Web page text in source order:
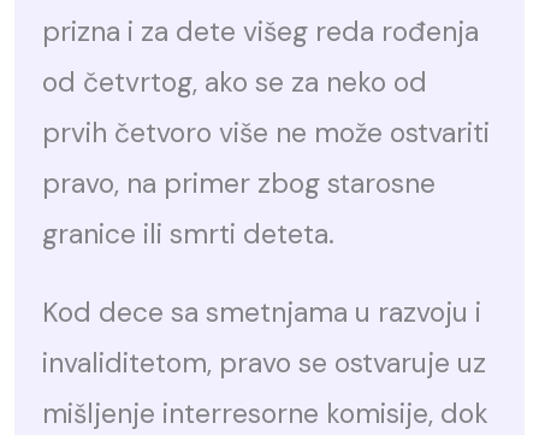
prizna i za dete višeg reda rođenja
od četvrtog, ako se za neko od
prvih četvoro više ne može ostvariti
pravo, na primer zbog starosne
granice ili smrti deteta.
Kod dece sa smetnjama u razvoju i
invaliditetom, pravo se ostvaruje uz
mišljenje interresorne komisije, dok